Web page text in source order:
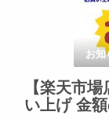
お知
【楽天市
い上げ 金